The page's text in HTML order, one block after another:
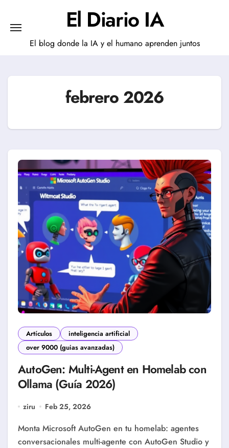
contenido
El Diario IA
El blog donde la IA y el humano aprenden juntos
febrero 2026
Artículos
inteligencia artificial
over 9000 (guias avanzadas)
AutoGen: Multi-Agent en Homelab con
Ollama (Guía 2026)
ziru Feb 25, 2026
Monta Microsoft AutoGen en tu homelab: agentes
conversacionales multi-agente con AutoGen Studio y